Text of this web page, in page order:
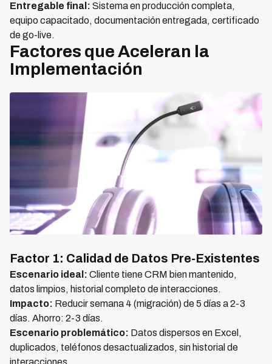
Entregable final: Sistema en producción completa,
equipo capacitado, documentación entregada, certificado
de go-live.
Factores que Aceleran la
Implementación
Factor 1: Calidad de Datos Pre-Existentes
Escenario ideal: Cliente tiene CRM bien mantenido,
datos limpios, historial completo de interacciones.
Impacto: Reducir semana 4 (migración) de 5 días a 2-3
días. Ahorro: 2-3 días.
Escenario problemático: Datos dispersos en Excel,
duplicados, teléfonos desactualizados, sin historial de